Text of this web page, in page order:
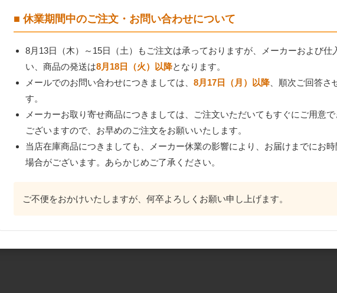
■ 休業期間中のご注文・お問い合わせについて
8月13日（木）～15日（土）もご注文は承っておりますが、メーカーおよび仕
い、商品の発送は8月18日（火）以降となります。
メールでのお問い合わせにつきましては、 8月17日（月）以降、順次ご回答さ
す。
メーカーお取り寄せ商品につきましては、ご注文いただいてもすぐにご用意
ございますので、お早めのご注文をお願いいたします。
当店在庫商品につきましても、メーカー休業の影響により、お届けまでにお時
場合がございます。あらかじめご了承ください。
ご不便をおかけいたしますが、何卒よろしくお願い申し上げます。